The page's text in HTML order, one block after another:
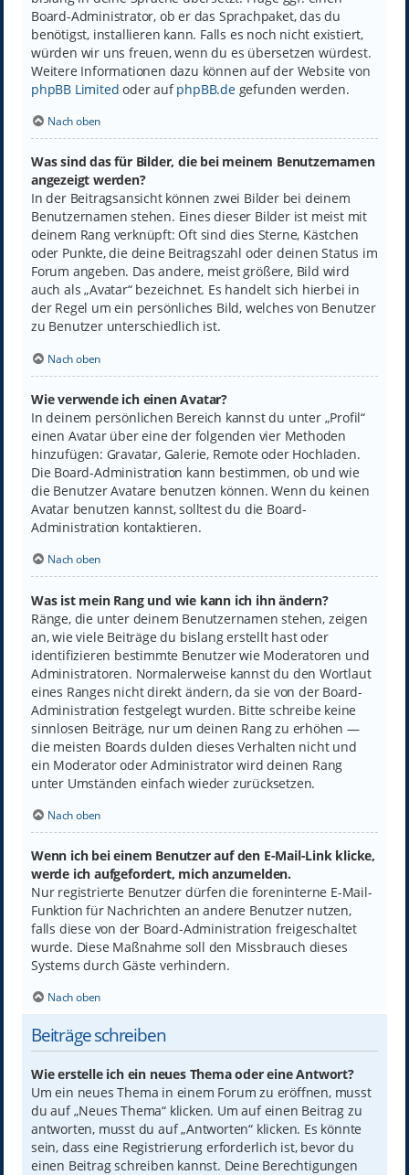
Board-Administrator, ob er das Sprachpaket, das du
benötigst, installieren kann. Falls es noch nicht existiert,
würden wir uns freuen, wenn du es übersetzen würdest.
Weitere Informationen dazu können auf der Website von
phpBB Limited oder aufphpBB.degefunden werden.
Nach oben
Was sind das für Bilder, die bei meinem Benutzernamen
angezeigt werden?
In der Beitragsansicht können zwei Bilder bei deinem
Benutzernamen stehen. Eines dieser Bilder ist meist mit
deinem Rang verknüpft: Oft sind dies Sterne, Kästchen
oder Punkte, die deine Beitragszahl oder deinen Status im
Forum angeben. Das andere, meist größere, Bild wird
auch als „Avatar“ bezeichnet. Es handelt sich hierbei in
der Regel um ein persönliches Bild, welches von Benutzer
zu Benutzer unterschiedlich ist.
Nach oben
Wie verwende ich einen Avatar?
In deinem persönlichen Bereich kannst du unter „Profil“
einen Avatar über eine der folgenden vier Methoden
hinzufügen: Gravatar, Galerie, Remote oder Hochladen.
Die Board-Administration kann bestimmen, ob und wie
die Benutzer Avatare benutzen können. Wenn du keinen
Avatar benutzen kannst, solltest du die Board-
Administration kontaktieren.
Nach oben
Was ist mein Rang und wie kann ich ihn ändern?
Ränge, die unter deinem Benutzernamen stehen, zeigen
an, wie viele Beiträge du bislang erstellt hast oder
identifizieren bestimmte Benutzer wie Moderatoren und
Administratoren. Normalerweise kannst du den Wortlaut
eines Ranges nicht direkt ändern, da sie von der Board-
Administration festgelegt wurden. Bitte schreibe keine
sinnlosen Beiträge, nur um deinen Rang zu erhöhen —
die meisten Boards dulden dieses Verhalten nicht und
ein Moderator oder Administrator wird deinen Rang
unter Umständen einfach wieder zurücksetzen.
Nach oben
Wenn ich bei einem Benutzer auf den E-Mail-Link klicke,
werde ich aufgefordert, mich anzumelden.
Nur registrierte Benutzer dürfen die foreninterne E-Mail-
Funktion für Nachrichten an andere Benutzer nutzen,
falls diese von der Board-Administration freigeschaltet
wurde. Diese Maßnahme soll den Missbrauch dieses
Systems durch Gäste verhindern.
Nach oben
Beiträge schreiben
Wie erstelle ich ein neues Thema oder eine Antwort?
Um ein neues Thema in einem Forum zu eröffnen, musst
du auf „Neues Thema“ klicken. Um auf einen Beitrag zu
antworten, musst du auf „Antworten“ klicken. Es könnte
sein, dass eine Registrierung erforderlich ist, bevor du
einen Beitrag schreiben kannst. Deine Berechtigungen